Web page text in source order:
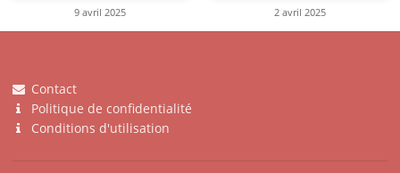
9 avril 2025 2 avril 2025
Contact
Politique de confidentialité
Conditions d'utilisation